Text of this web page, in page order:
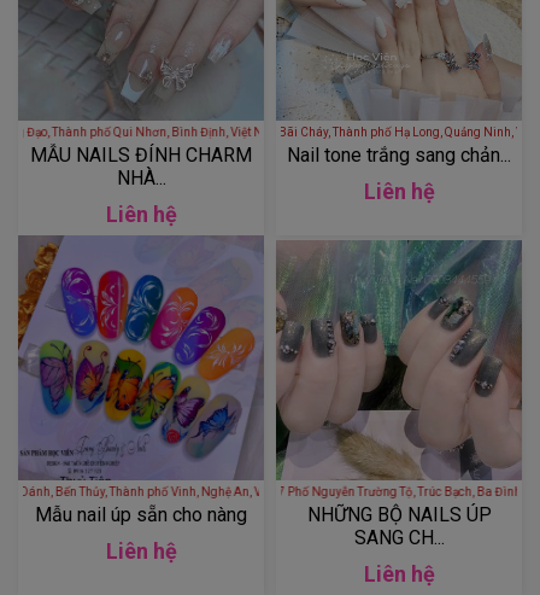
Trần Hưng Đạo, Thành phố Qui Nhơn, Bình Định, Việt Nam
MẪU NAILS ĐÍNH CHARM
NHÀ...
Liên hệ
Moca Nail Beautyfull - 225 Cái Dăm, Bãi Cháy, Thành phố Hạ Long,
Nail tone trắng sang chản...
Liên hệ
Nguyễn Huy Oánh, Bến Thủy, Thành phố Vinh, Nghệ An, Việt Nam
Mẫu nail úp sẵn cho nàng
Liên hệ
MORI NAIL - 107 Phố Nguyễn Trường Tộ, Trúc
NHỮNG BỘ NAILS ÚP
SANG CH...
Liên hệ